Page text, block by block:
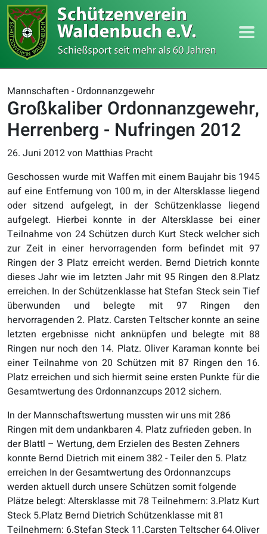
Mannschaften - Ordonnanzgewehr
Großkaliber Ordonnanzgewehr,
Herrenberg - Nufringen 2012
26. Juni 2012von Matthias Pracht
Geschossen wurde mit Waffen mit einem Baujahr bis 1945
auf eine Entfernung von 100 m, in der Altersklasse liegend
oder sitzend aufgelegt, in der Schützenklasse liegend
aufgelegt. Hierbei konnte in der Altersklasse bei einer
Teilnahme von 24 Schützen durch Kurt Steck welcher sich
zur Zeit in einer hervorragenden form befindet mit 97
Ringen der 3 Platz erreicht werden. Bernd Dietrich konnte
dieses Jahr wie im letzten Jahr mit 95 Ringen den 8.Platz
erreichen. In der Schützenklasse hat Stefan Steck sein Tief
überwunden und belegte mit 97 Ringen den
hervorragenden 2. Platz. Carsten Teltscher konnte an seine
letzten ergebnisse nicht anknüpfen und belegte mit 88
Ringen nur noch den 14. Platz. Oliver Karaman konnte bei
einer Teilnahme von 20 Schützen mit 87 Ringen den 16.
Platz erreichen und sich hiermit seine ersten Punkte für die
Gesamtwertung des Ordonnanzcups 2012 sichern.
In der Mannschaftswertung mussten wir uns mit 286
Ringen mit dem undankbaren 4. Platz zufrieden geben. In
der Blattl – Wertung, dem Erzielen des Besten Zehners
konnte Bernd Dietrich mit einem 382 - Teiler den 5. Platz
erreichen In der Gesamtwertung des Ordonnanzcups
werden aktuell durch unsere Schützen somit folgende
Plätze belegt: Altersklasse mit 78 Teilnehmern: 3.Platz Kurt
Steck 5.Platz Bernd Dietrich Schützenklasse mit 81
Teilnehmern: 6.Stefan Steck 11.Carsten Teltscher 64.Oliver